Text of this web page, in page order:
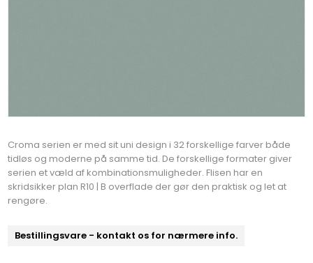
Croma serien er med sit uni design i 32 forskellige farver både
tidløs og moderne på samme tid. De forskellige formater giver
serien et væld af kombinationsmuligheder. Flisen har en
skridsikker plan R10 | B overflade der gør den praktisk og let at
rengøre.
Bestillingsvare - kontakt os for nærmere info.